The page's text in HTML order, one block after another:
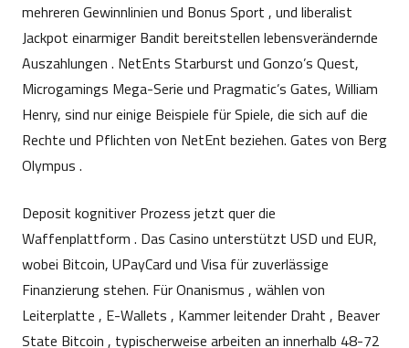
mehreren Gewinnlinien und Bonus Sport , und liberalist
Jackpot einarmiger Bandit bereitstellen lebensverändernde
Auszahlungen . NetEnts Starburst und Gonzo’s Quest,
Microgamings Mega-Serie und Pragmatic’s Gates, William
Henry, sind nur einige Beispiele für Spiele, die sich auf die
Rechte und Pflichten von NetEnt beziehen. Gates von Berg
Olympus .
Deposit kognitiver Prozess jetzt quer die
Waffenplattform . Das Casino unterstützt USD und EUR,
wobei Bitcoin, UPayCard und Visa für zuverlässige
Finanzierung stehen. Für Onanismus , wählen von
Leiterplatte , E-Wallets , Kammer leitender Draht , Beaver
State Bitcoin , typischerweise arbeiten an innerhalb 48-72